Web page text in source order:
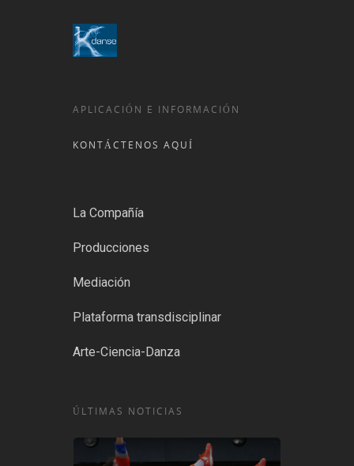
APLICACIÓN E INFORMACIÓN
KONTÁCTENOS AQUÍ
La Compañía
Producciones
Mediación
Plataforma transdisciplinar
Arte-Ciencia-Danza
ÚLTIMAS NOTICIAS